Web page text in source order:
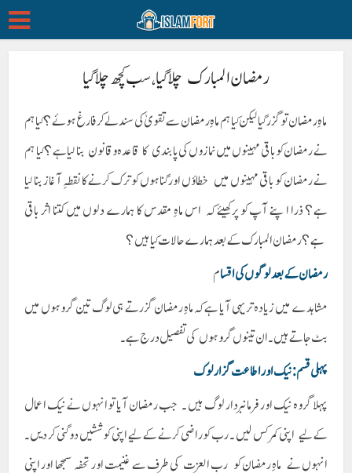
رمضان المبارک چلا گیا ، سب کچھ چلا گیا
ماہِ رمضان تو گزر گیا لیکن کیا ہم ماہِ رمضان سے تقویٰ کی سند لے کر فارغ ہوئے؟ کیا ہم
نے رمضان کو باقی مہینوں میں نمازوں کی پابندی کا قاعدہ و قانون بنا لیا ہے؟ کیا ہم
نے رمضان کو باقی مہینوں میں خطاؤں اور گناہوں کو ترک کرنے کا نقطہِ آغاز بنا لیا
ہے؟ ذرا اپنے آپ کو پرکھیئے کہ اس ماہِ مقدس کا ہمارے دلوں میں کتنا اثر باقی
ہے؟ رمضان المبارک کے بعد ہمارے حالات کیا ہیں؟
رمضان کے بعد لوگوں کی اقسام
مشاہدے میں زیادہ تر یہی آیا ہے کہ ماہِ رمضان گزرتے ہی لوگ تین گروہوں میں
بٹ جاتے ہیں۔ ان تینوں گروہوں کی تفصیل درج ہے ۔
پہلی قسم : نیک اور اطاعت گزار لوگ
پہلا گروہ نیک اور فرمانبردار لوگ ہیں ۔ جب رمضان آیا تو انہوں نے نیک اعمال
کے لیے اپنی کمر کس لیں ۔ رب کو راضی کرنے کے لیے اپنی کوششیں دوگنی کر دیں۔
انہوں نے ماہِ رمضان کو رب العزت کی طرف سے غنیمت اور تحفہ سمجھا اور اپنی